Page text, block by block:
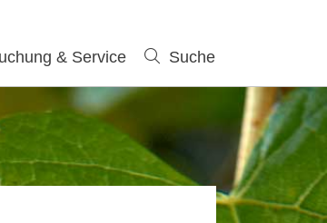
& Service Suche